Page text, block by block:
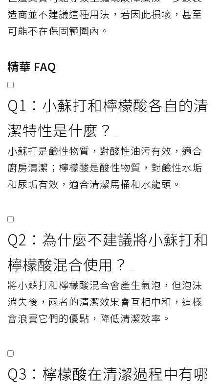
和含氯漂白劑混用
用，可能會產生有毒氯氣，具有危險性。
加入洗衣機清潔
有些人會為了除臭，把檸檬酸加進洗衣機，
但這其實可能導致生鏽或故障風險。多數製
造商並不建議這種用法，若因此損壞，甚至
可能不在保固範圍內。
Q1：小蘇打和檸檬酸各自的清
潔特性是什麼？
小蘇打是鹼性物質，對酸性油污有效，適合
廚房清潔；檸檬酸是酸性物質，對鹼性水垢
和尿垢有效，適合清潔馬桶和水龍頭。
Q2：為什麼不建議將小蘇打和